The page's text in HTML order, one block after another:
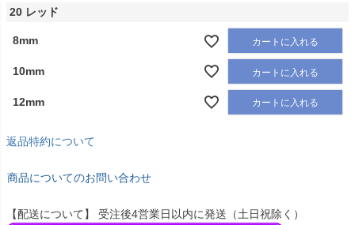
20 レッド
8mm カートに入れる
10mm カートに入れる
12mm カートに入れる
返品特約について
商品についてのお問い合わせ
【配送について】 受注後4営業日以内に発送（土日祝除く）